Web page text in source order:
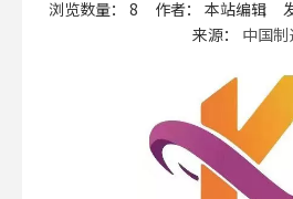
浏览数量： 8 作者： 本站编辑
来源： 中国制